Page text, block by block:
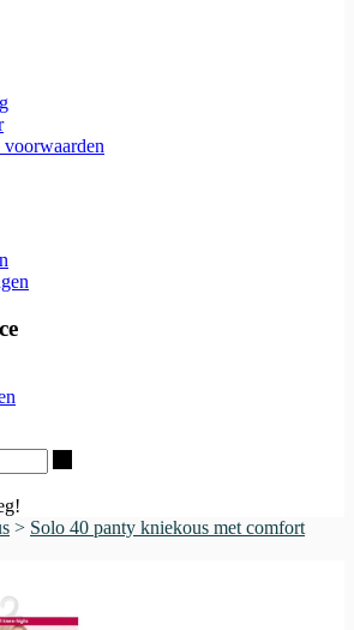
> Solo 40 panty kniekous met comfort